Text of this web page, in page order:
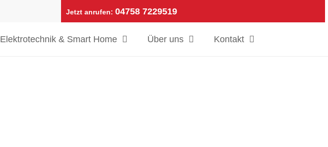
Jetzt anrufen:04758 7229519
Elektrotechnik & Smart Home Über uns Kontakt